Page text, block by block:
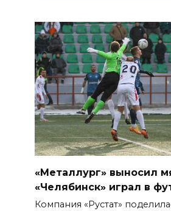
«Металлург» выносил
«Челябинск» играл в
Компания «Рустат»